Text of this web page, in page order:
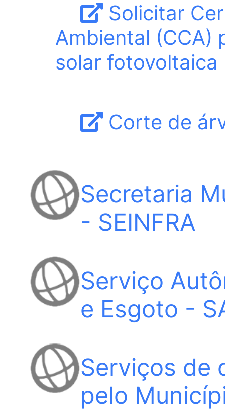
Solicitar
Ambiental (CCA)
solar fotovoltaica
Corte de
Secretaria
- SEINFRA
Serviço
e Esgoto -
Serviços de
pelo